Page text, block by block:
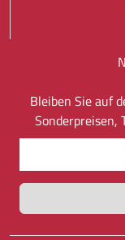
Bleiben Sie auf
Sonderpreisen,